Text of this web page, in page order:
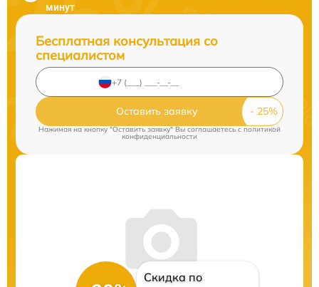
минут
Бесплатная консультация со
специалистом
Оставить заявку
Нажимая на кнопку "Оставить заявку" Вы соглашаетесь c политикой
конфиденциальности
Скидка по